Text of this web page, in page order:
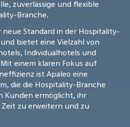
zuverlässige und flexible
Branche.
neue Standard in der Hospitality-
bietet eine Vielzahl von
Individualhotels und
einem klaren Fokus auf
ist Apaleo eine
die die Hospitality-Branche
Kunden ermöglicht, ihr
zu erweitern und zu